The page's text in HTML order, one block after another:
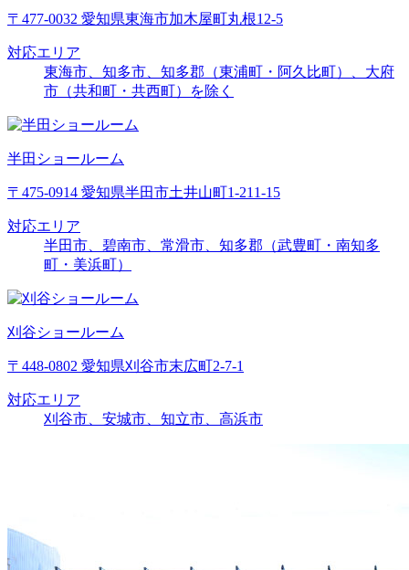
〒477-0032 愛知県東海市加木屋町丸根12-5
対応エリア
東海市、知多市、知多郡（東浦町・阿久比町）、大府
市（共和町・共西町）を除く
半田ショールーム
〒475-0914 愛知県半田市土井山町1-211-15
対応エリア
半田市、碧南市、常滑市、知多郡（武豊町・南知多
町・美浜町）
刈谷ショールーム
〒448-0802 愛知県刈谷市末広町2-7-1
対応エリア
刈谷市、安城市、知立市、高浜市